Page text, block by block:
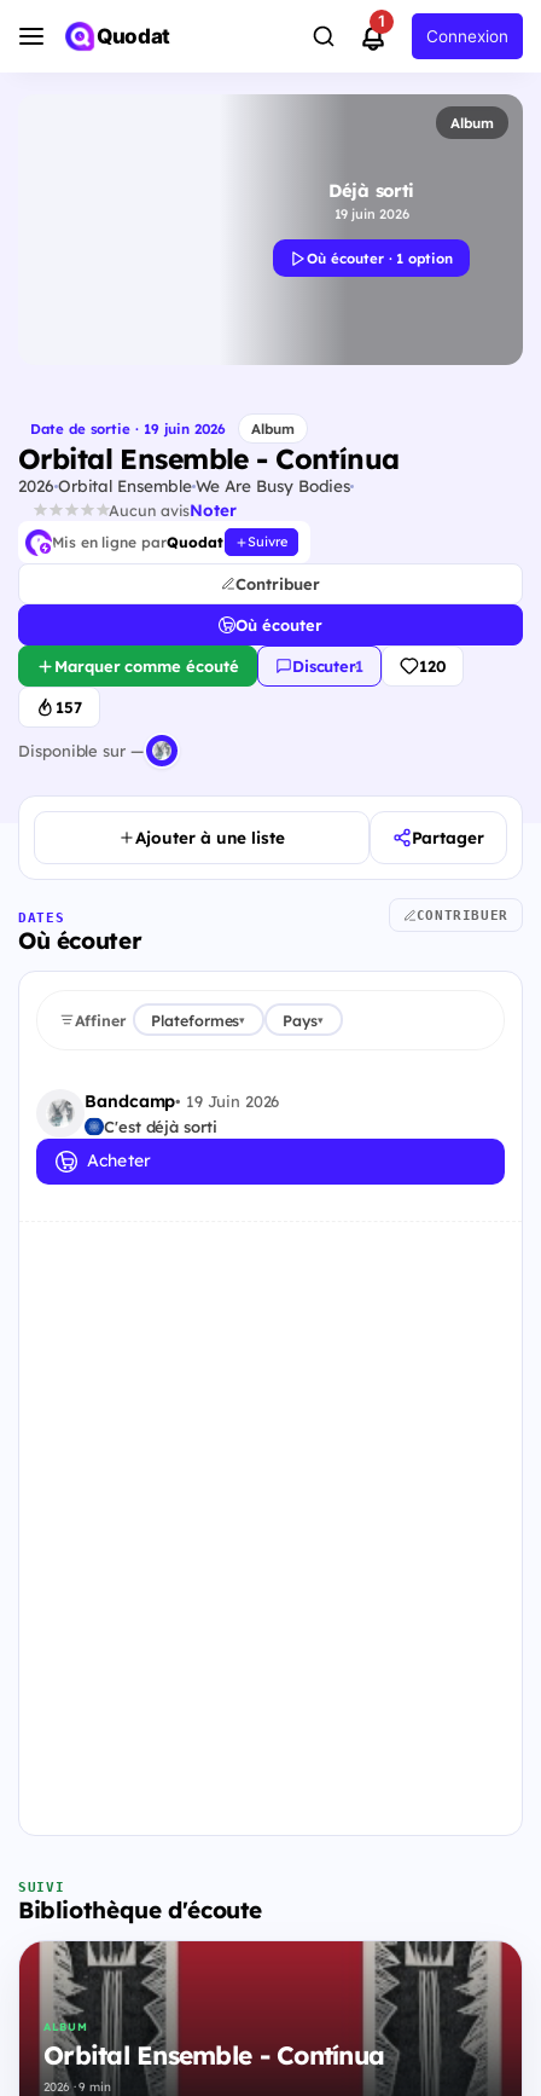
Quodat
1
Connexion
Album
Déjà sorti
19 juin 2026
Où écouter · 1 option
Date de sortie · 19 juin 2026 Album
Orbital Ensemble - Contínua
2026 Orbital EnsembleWe Are Busy Bodies
Aucun avisNoter
Mis en ligne parQuodat Suivre
Contribuer
Où écouter
Marquer comme écouté Discuter·1 120
157
Disponible sur —
Ajouter à une liste Partager
DATES
Où écouter
CONTRIBUER
Affiner Plateformes▾ Pays▾
Bandcamp• 19 Juin 2026
C'est déjà sorti
Acheter
SUIVI
Bibliothèque d'écoute
ALBUM
Orbital Ensemble - Contínua
2026 · 9 min